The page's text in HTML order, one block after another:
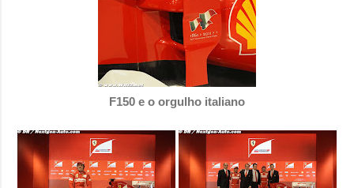
F150 e o orgulho italiano